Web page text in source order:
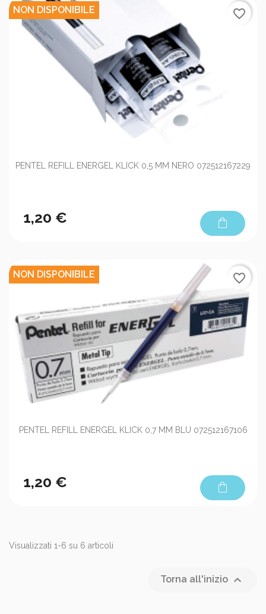
PENTEL REFILL ENERGEL KLICK 0,5 MM NERO 072512167229
1,20 € shopping_bag
NON DISPONIBILE favorite_border
PENTEL REFILL ENERGEL KLICK 0,7 MM BLU 072512167106
1,20 € shopping_bag
NON DISPONIBILE favorite_border
Visualizzati 1-6 su 6 articoli
Torna all'inizio 